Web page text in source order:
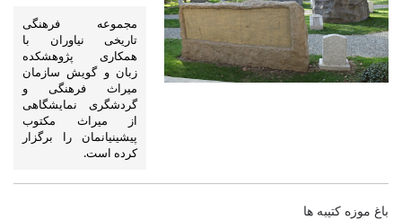
مجموعه فرهنگی
تاریخی نیاوران با
همکاری پژوهشکده
زبان و گویش سازمان
میراث فرهنگی و
گردشگری نمایشگاهی
از میراث مکتوب
پیشینیانمان را برگزار
کرده است.
باغ موزه کتیبه ها